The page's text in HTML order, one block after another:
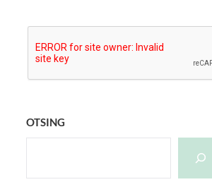
OTSING